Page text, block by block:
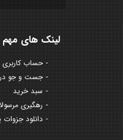
لینک های مهم
حساب
جست و جو در
سبد خرید
رهگیری
دانلود جزوات